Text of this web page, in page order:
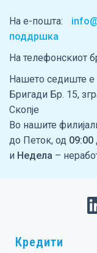
На е-пошта:
поддршка
На телефонскиот
Нашето седиште е
Бригади Бр. 15,
Скопје
Во нашите
до Петок, од 09:00
и Недела –
Кредити